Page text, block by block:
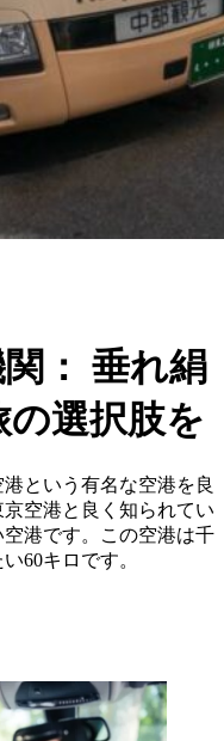
： 垂れ絹
選択肢を
という有名な空港を良
空港と良く知られてい
港です。この空港は千
60キロです。